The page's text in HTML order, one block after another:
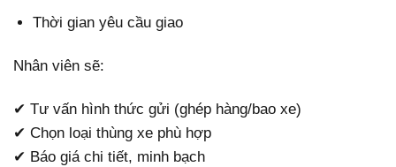
Thời gian yêu cầu giao
Nhân viên sẽ:
✔ Tư vấn hình thức gửi (ghép hàng/bao xe)
✔ Chọn loại thùng xe phù hợp
✔ Báo giá chi tiết, minh bạch